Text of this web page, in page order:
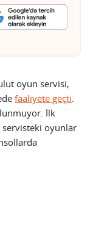
oyun servisi,
faaliyete geçti.
İlk
servisteki oyunlar